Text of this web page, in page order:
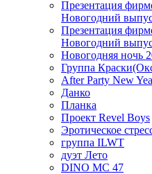
Презентация
Новогодний
Презентация
Новогодний
Новогодняя ночь
Группа
After Party New
Данко
Планка
Проект Revel Boys
Эротическое
группа ILWT
дуэт Лето
DINO MC 47